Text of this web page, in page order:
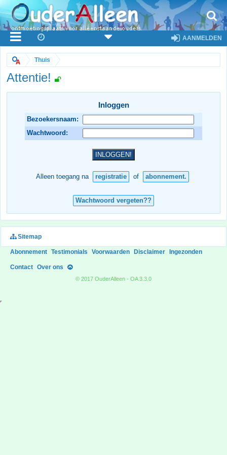
AANMELDEN
Thuis
Attentie!
Inloggen
Bezoekersnaam:
Wachtwoord:
Alleen toegang na registratie of abonnement.
Wachtwoord vergeten??
Sitemap
Abonnement Testimonials Voorwaarden Disclaimer Ingezonden
Contact Over ons
© 2017 OuderAlleen - OA 3.3.0